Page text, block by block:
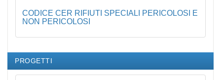
CODICE CER RIFIUTI SPECIALI PERICOLOSI E
NON PERICOLOSI
PROGETTI